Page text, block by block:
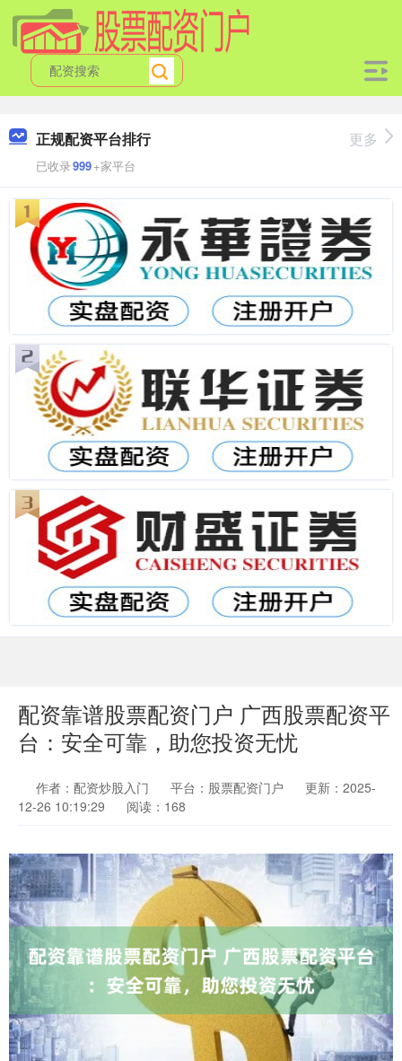
正规配资平台排行
已收录999+家平台
更多
配资靠谱股票配资门户 广西股票配资平
台：安全可靠，助您投资无忧
作者：配资炒股入门 平台：股票配资门户
更新：2025-
12-26 10:19:29
阅读：168